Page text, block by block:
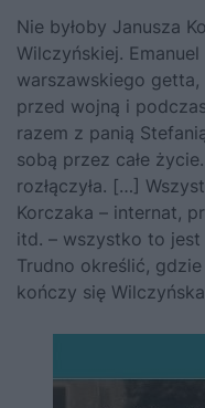
Nie byłoby Janusza
Wilczyńskiej.
warszawskiego getta,
przed wojną i
razem z panią
sobą przez całe
rozłączyła. […]
Korczaka – internat,
itd. – wszystko to
Trudno określić,
kończy się